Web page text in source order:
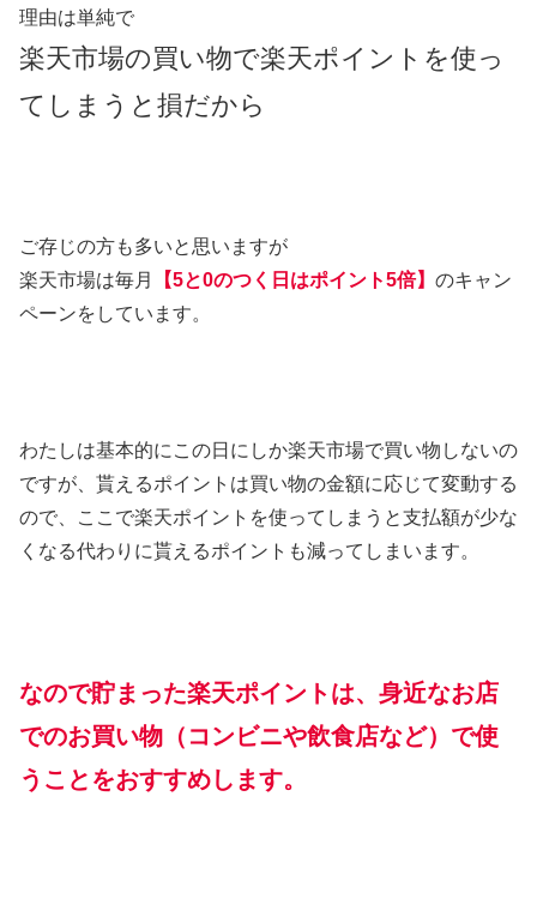
理由は単純で
楽天市場の買い物で楽天ポイントを使っ
てしまうと損だから
ご存じの方も多いと思いますが
楽天市場は毎月
【5と0のつく日はポイント5倍】 のキャン
ペーンをしています。
わたしは基本的にこの日にしか楽天市場で買い物しないの
ですが、貰えるポイントは買い物の金額に応じて変動する
ので、ここで楽天ポイントを使ってしまうと支払額が少な
くなる代わりに貰えるポイントも減ってしまいます。
なので貯まった楽天ポイントは、身近なお店
でのお買い物（コンビニや飲食店など）で使
うことをおすすめします。